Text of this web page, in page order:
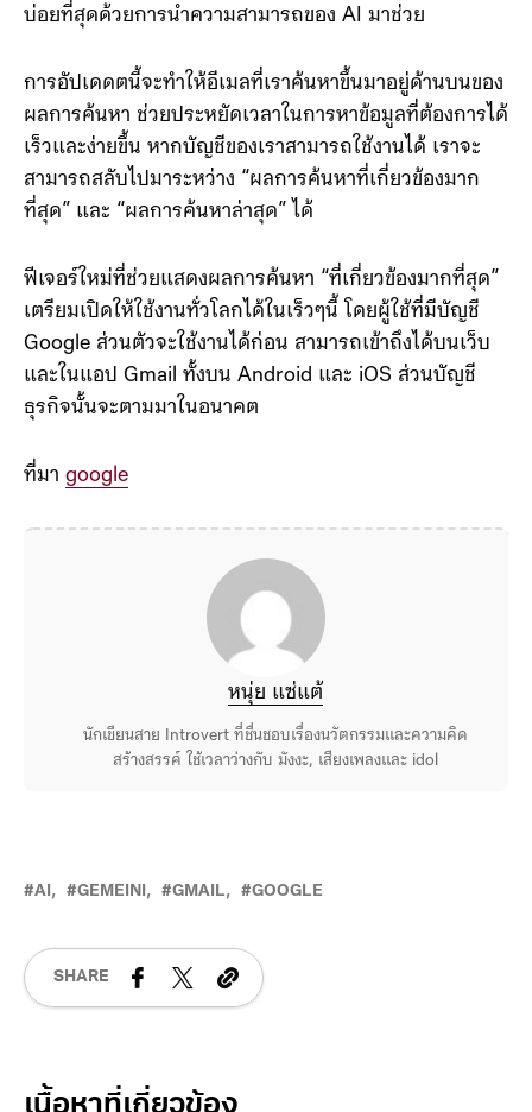
บ่อยที่สุดด้วยการนำความสามารถของ AI มาช่วย
การอัปเดดตนี้จะทำให้อีเมลที่เราค้นหาขึ้นมาอยู่ด้านบนของ
ผลการค้นหา ช่วยประหยัดเวลาในการหาข้อมูลที่ต้องการได้
เร็วและง่ายขึ้น หากบัญชีของเราสามารถใช้งานได้ เราจะ
สามารถสลับไปมาระหว่าง “ผลการค้นหาที่เกี่ยวข้องมาก
ที่สุด” และ “ผลการค้นหาล่าสุด” ได้
ฟีเจอร์ใหม่ที่ช่วยแสดงผลการค้นหา “ที่เกี่ยวข้องมากที่สุด”
เตรียมเปิดให้ใช้งานทั่วโลกได้ในเร็วๆนี้ โดยผู้ใช้ที่มีบัญชี
Google ส่วนตัวจะใช้งานได้ก่อน สามารถเข้าถึงได้บนเว็บ
และในแอป Gmail ทั้งบน Android และ iOS ส่วนบัญชี
ธุรกิจนั้นจะตามมาในอนาคต
ที่มา google
หนุ่ย แซ่แต้
นักเขียนสาย Introvert ที่ชื่นชอบเรื่องนวัตกรรมและความคิด
สร้างสรรค์ ใช้เวลาว่างกับ มังงะ, เสียงเพลงและ idol
AI GEMEINI GMAIL GOOGLE
SHARE